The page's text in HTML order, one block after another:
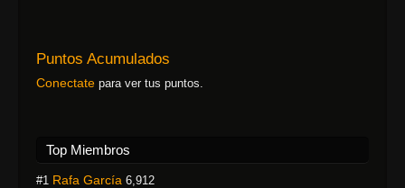
Puntos Acumulados
Conectate para ver tus puntos.
Top Miembros
#1 Rafa García 6,912